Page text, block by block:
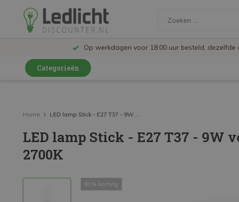
Op werkdagen voor 18:00 uur besteld,
Categorieën
LED Railspots
LED Panelen
LED TL
LED Schijnwerpers
Home LED lamp Stick - E27 T37 - 9W ...
LED lamp Stick - E27 T37 - 9W
2700K
61% korting